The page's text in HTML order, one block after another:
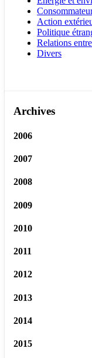
Action
Politique
Relations
Divers
Archives
2006
2007
2008
2009
2010
2011
2012
2013
2014
2015